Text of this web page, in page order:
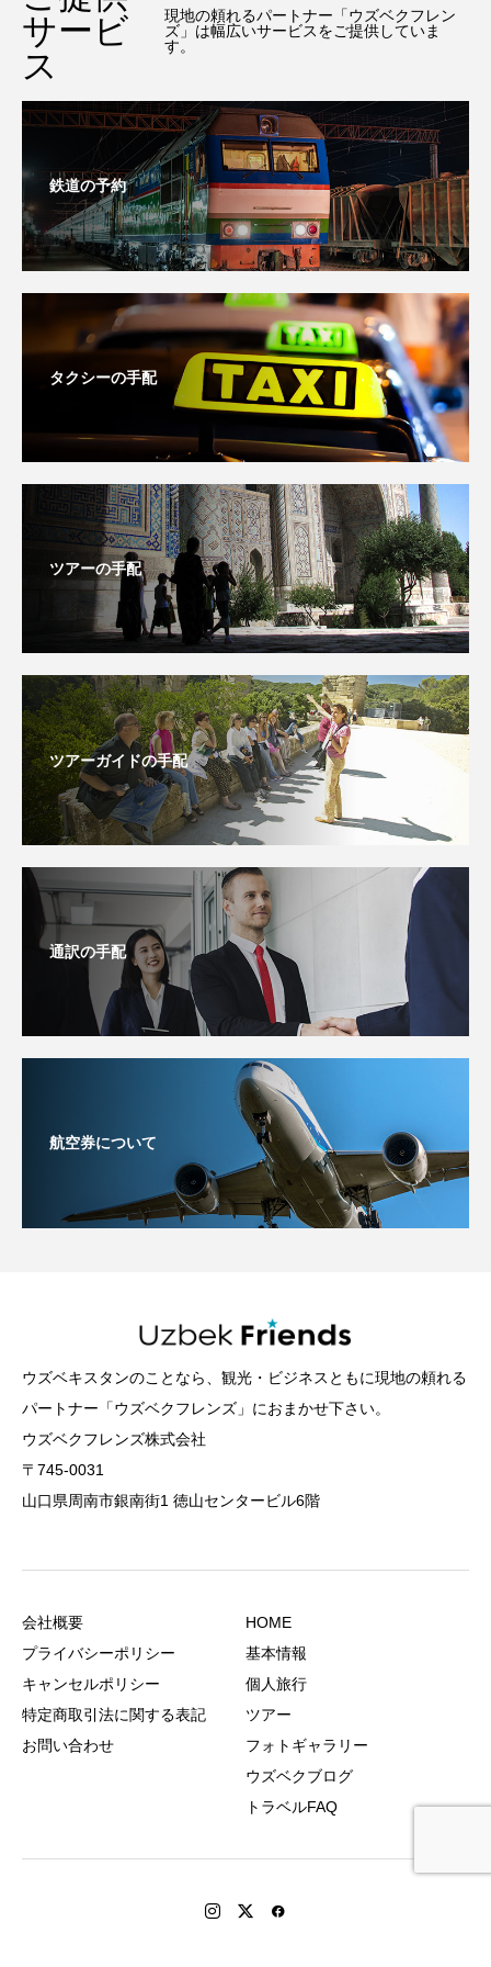
サービ
ス
現地の頼れるパートナー「ウズベクフレン
ズ」は幅広いサービスをご提供していま
す。
鉄道の予約
タクシーの手配
ツアーの手配
ツアーガイドの手配
通訳の手配
航空券について
ウズベキスタンのことなら、観光・ビジネスともに現地の頼れる
パートナー「ウズベクフレンズ」におまかせ下さい。
ウズベクフレンズ株式会社
〒745-0031
山口県周南市銀南街1 徳山センタービル6階
会社概要
プライバシーポリシー
キャンセルポリシー
特定商取引法に関する表記
お問い合わせ
HOME
基本情報
個人旅行
ツアー
フォトギャラリー
ウズベクブログ
トラベルFAQ